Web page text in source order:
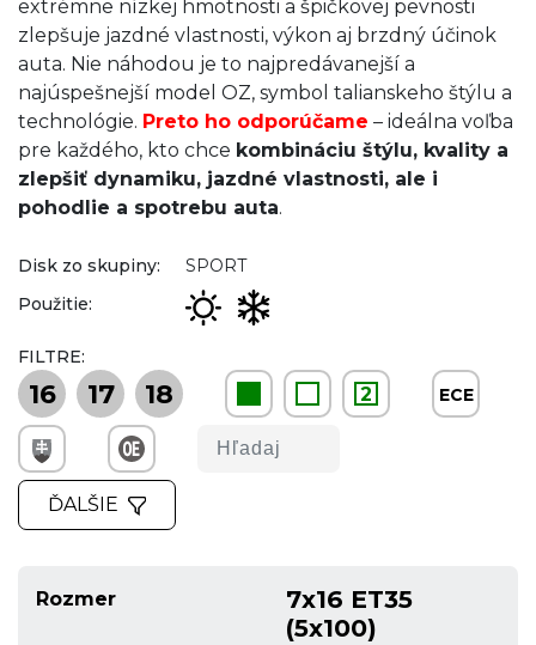
extrémne nízkej hmotnosti a špičkovej pevnosti
zlepšuje jazdné vlastnosti, výkon aj brzdný účinok
auta. Nie náhodou je to najpredávanejší a
najúspešnejší model OZ, symbol talianskeho štýlu a
technológie. Preto ho odporúčame – ideálna voľba
pre každého, kto chce kombináciu štýlu, kvality a
zlepšiť dynamiku, jazdné vlastnosti, ale i
pohodlie a spotrebu auta.
Disk zo skupiny:
SPORT
Použitie:
FILTRE:
16 17 18 2 ECE
ĎALŠIE
Rozmer
7x16 ET35
(5x100)